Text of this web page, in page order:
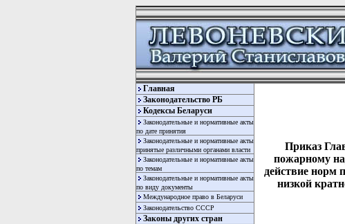
Главная
Законодательство РБ
Кодексы Беларуси
Законодательные и нормативные акты
по дате принятия
Законодательные и нормативные акты
принятые различными органами власти
Законодательные и нормативные акты
по темам
Законодательные и нормативные акты
по виду документы
Международное право в Беларуси
Законодательство СССР
Законы других стран
Приказ
пожарному
действие норм
низкой